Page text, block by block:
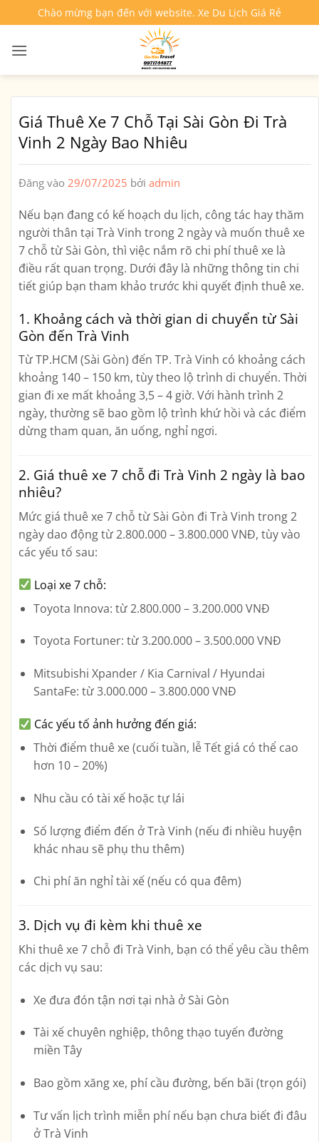
qua
nội
Chào mừng bạn đến với website. Xe Du Lịch Giá Rẻ
Giá Thuê Xe 7 Chỗ Tại Sài Gòn Đi Trà
Vinh 2 Ngày Bao Nhiêu
Đăng vào 29/07/2025 bởi admin
Nếu bạn đang có kế hoạch du lịch, công tác hay thăm
người thân tại Trà Vinh trong 2 ngày và muốn thuê xe
7 chỗ từ Sài Gòn, thì việc nắm rõ chi phí thuê xe là
điều rất quan trọng. Dưới đây là những thông tin chi
tiết giúp bạn tham khảo trước khi quyết định thuê xe.
1. Khoảng cách và thời gian di chuyển từ Sài
Gòn đến Trà Vinh
Từ TP.HCM (Sài Gòn) đến TP. Trà Vinh có khoảng cách
khoảng 140 – 150 km, tùy theo lộ trình di chuyển. Thời
gian đi xe mất khoảng3,5 – 4 giờ. Với hành trình 2
ngày, thường sẽ bao gồm lộ trình khứ hồi và các điểm
dừng tham quan, ăn uống, nghỉ ngơi.
2. Giá thuê xe 7 chỗ đi Trà Vinh 2 ngày là bao
nhiêu?
Mức giá thuê xe 7 chỗ từ Sài Gòn đi Trà Vinh trong 2
ngày dao độngtừ 2.800.000 – 3.800.000 VNĐ, tùy vào
các yếu tố sau:
Loại xe 7 chỗ:
Toyota Innova: từ 2.800.000 – 3.200.000 VNĐ
Toyota Fortuner: từ 3.200.000 – 3.500.000 VNĐ
Mitsubishi Xpander / Kia Carnival / Hyundai
SantaFe: từ 3.000.000 – 3.800.000 VNĐ
Các yếu tố ảnh hưởng đến giá:
Thời điểm thuê xe(cuối tuần, lễ Tết giá có thể cao
hơn 10 – 20%)
Nhu cầu có tài xế hoặc tự lái
Số lượng điểm đến ở Trà Vinh (nếu đi nhiều huyện
khác nhau sẽ phụ thu thêm)
Chi phí ăn nghỉ tài xế (nếu có qua đêm)
3. Dịch vụ đi kèm khi thuê xe
Khi thuê xe 7 chỗ đi Trà Vinh, bạn có thể yêu cầu thêm
các dịch vụ sau:
Xe đưa đón tận nơi tại nhà ở Sài Gòn
Tài xế chuyên nghiệp, thông thạo tuyến đường
miền Tây
Bao gồm xăng xe, phí cầu đường, bến bãi (trọn gói)
Tư vấn lịch trình miễn phí nếu bạn chưa biết đi đâu
ở Trà Vinh